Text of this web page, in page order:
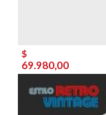
$
69.980,00